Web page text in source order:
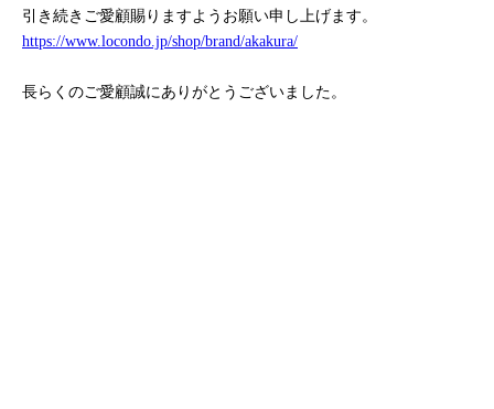
引き続きご愛顧賜りますようお願い申し上げます。
https://www.locondo.jp/shop/brand/akakura/
長らくのご愛顧誠にありがとうございました。